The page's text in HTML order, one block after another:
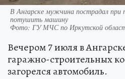
В Ангарске мужчина пострадал
потушить машину
Фото: ГУ МЧС по Иркутской
Вечером 7 июля в
гаражно-строительных
загорелся автомобиль.